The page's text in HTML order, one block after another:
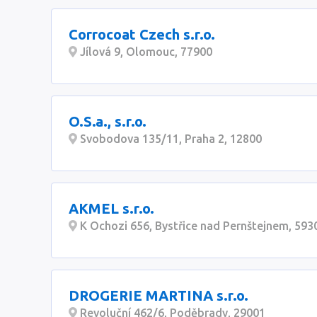
Corrocoat Czech s.r.o.
Jílová 9, Olomouc, 77900
O.S.a., s.r.o.
Svobodova 135/11, Praha 2, 12800
AKMEL s.r.o.
K Ochozi 656, Bystřice nad Pernštejnem,
DROGERIE MARTINA s.r.o.
Revoluční 462/6, Poděbrady, 29001